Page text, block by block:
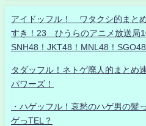
アイドッフル！ ワタクシ的まと
すき！23 ひうらのアニメ放送局
SNH48！JKT48！MNL48！
タダッフル！ネトゲ廃人的まとめ
パワーズ！
・ハゲッフル！哀愁のハゲ男の髪
ゲっTEL？